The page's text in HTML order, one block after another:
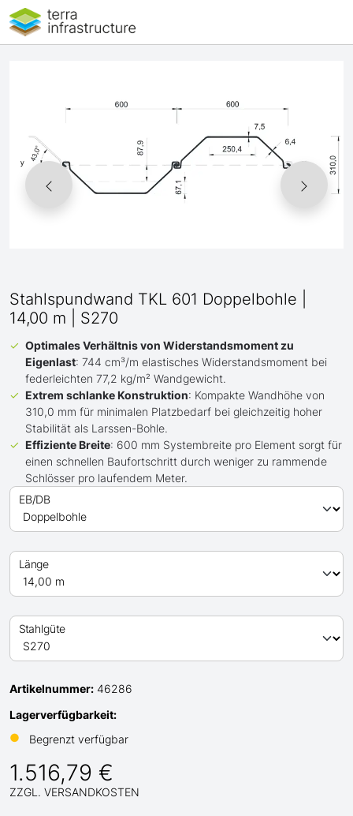
Stahlspundwand TKL 601 Doppelbohle |
14,00 m | S270
Optimales Verhältnis von Widerstandsmoment zu
Eigenlast: 744 cm³/m elastisches Widerstandsmoment bei
federleichten 77,2 kg/m² Wandgewicht.
Extrem schlanke Konstruktion: Kompakte Wandhöhe von
310,0 mm für minimalen Platzbedarf bei gleichzeitig hoher
Stabilität als Larssen-Bohle.
Effiziente Breite: 600 mm Systembreite pro Element sorgt für
einen schnellen Baufortschritt durch weniger zu rammende
Schlösser pro laufendem Meter.
EB/DB
Länge
Stahlgüte
Artikelnummer: 46286
Lagerverfügbarkeit:
●
Begrenzt verfügbar
1.516,79 €
ZZGL. VERSANDKOSTEN